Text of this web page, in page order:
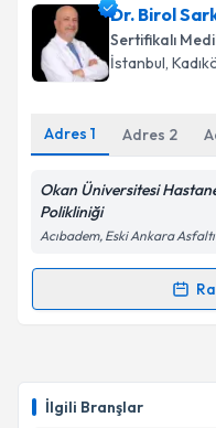
İlgili Branşlar
Dr. Birol
Sertifikalı
İstanbul,
Adres 1 Adres 2
Okan Üniversitesi
Polikliniği
Acıbadem, Eski Ankara
Randevu
hazırlandığında e-